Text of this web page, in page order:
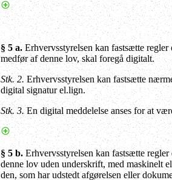
§ 5 a. Erhvervsstyrelsen kan fastsætte
medfør af denne lov, skal foregå digitalt.
Stk. 2. Erhvervsstyrelsen kan fastsætte
digital signatur el.lign.
Stk. 3. En digital meddelelse anses for at
§ 5 b. Erhvervsstyrelsen kan fastsætte
denne lov uden underskrift, med maskinelt
den, som har udstedt afgørelsen eller